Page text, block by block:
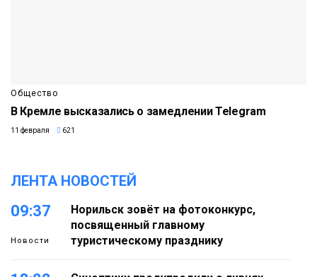
Общество
В Кремле высказались о замедлении Telegram
11 февраля 621
ЛЕНТА НОВОСТЕЙ
09:37
Новости
Норильск зовёт на фотоконкурс,
посвященный главному
туристическому празднику